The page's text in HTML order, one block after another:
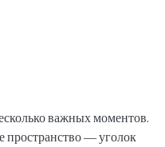
важных моментов.
пространство — уголок